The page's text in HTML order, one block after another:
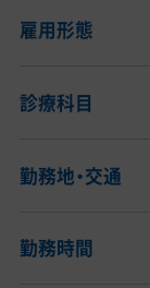
雇用形態
診療科目
勤務地・交通
勤務時間